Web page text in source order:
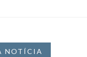
NOTÍCIA